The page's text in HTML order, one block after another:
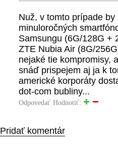
Nuž, v tomto prípade
minuloročných
Samsungu (6G/128G +
ZTE Nubia Air (8G/
nejaké tie kompromisy,
snáď prispejem aj ja k
americké korporáty
dot-com bubliny...
Odpovedať Hodnotiť:
Pridať komentár